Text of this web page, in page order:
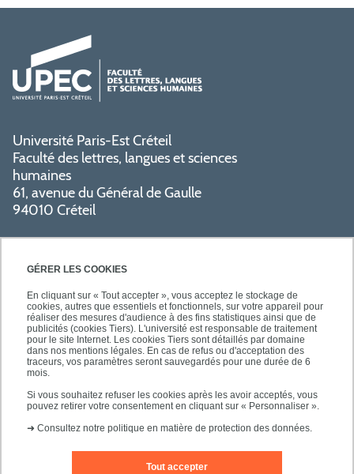
GÉRER LES COOKIES
En cliquant sur « Tout accepter », vous acceptez le stockage de
cookies, autres que essentiels et fonctionnels, sur votre appareil pour
réaliser des mesures d'audience à des fins statistiques ainsi que de
publicités (cookies Tiers). L'université est responsable de traitement
pour le site Internet. Les cookies Tiers sont détaillés par domaine
dans nos mentions légales. En cas de refus ou d'acceptation des
traceurs, vos paramètres seront sauvegardés pour une durée de 6
mois.
Si vous souhaitez refuser les cookies après les avoir acceptés, vous
pouvez retirer votre consentement en cliquant sur « Personnaliser ».
➜ Consultez notre politique en matière de protection des données.
Tout accepter
Université Paris-Est Créteil
Faculté des lettres, langues et sciences
humaines
61, avenue du Général de Gaulle
94010 Créteil
PRATIQUE
NOS FORMATIONS